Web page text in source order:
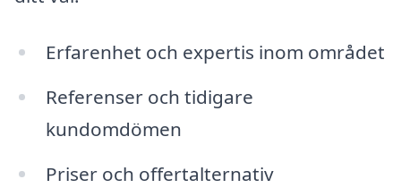
Erfarenhet och expertis inom området
Referenser och tidigare
kundomdömen
Priser och offertalternativ